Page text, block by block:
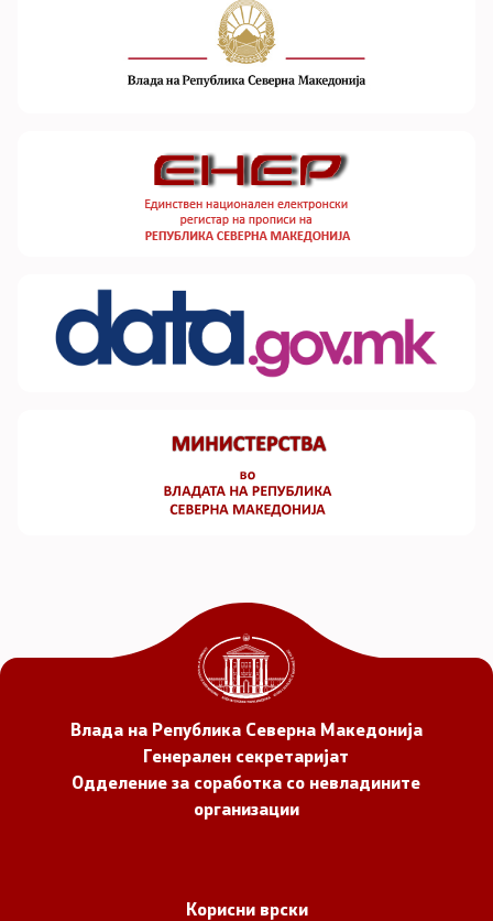
Влада на Република Северна Македонија
Генерален секретаријат
Одделение за соработка со невладините
организации
Корисни врски